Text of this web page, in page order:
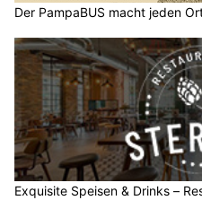
Der PampaBUS macht jeden
Exquisite Speisen & Drinks –